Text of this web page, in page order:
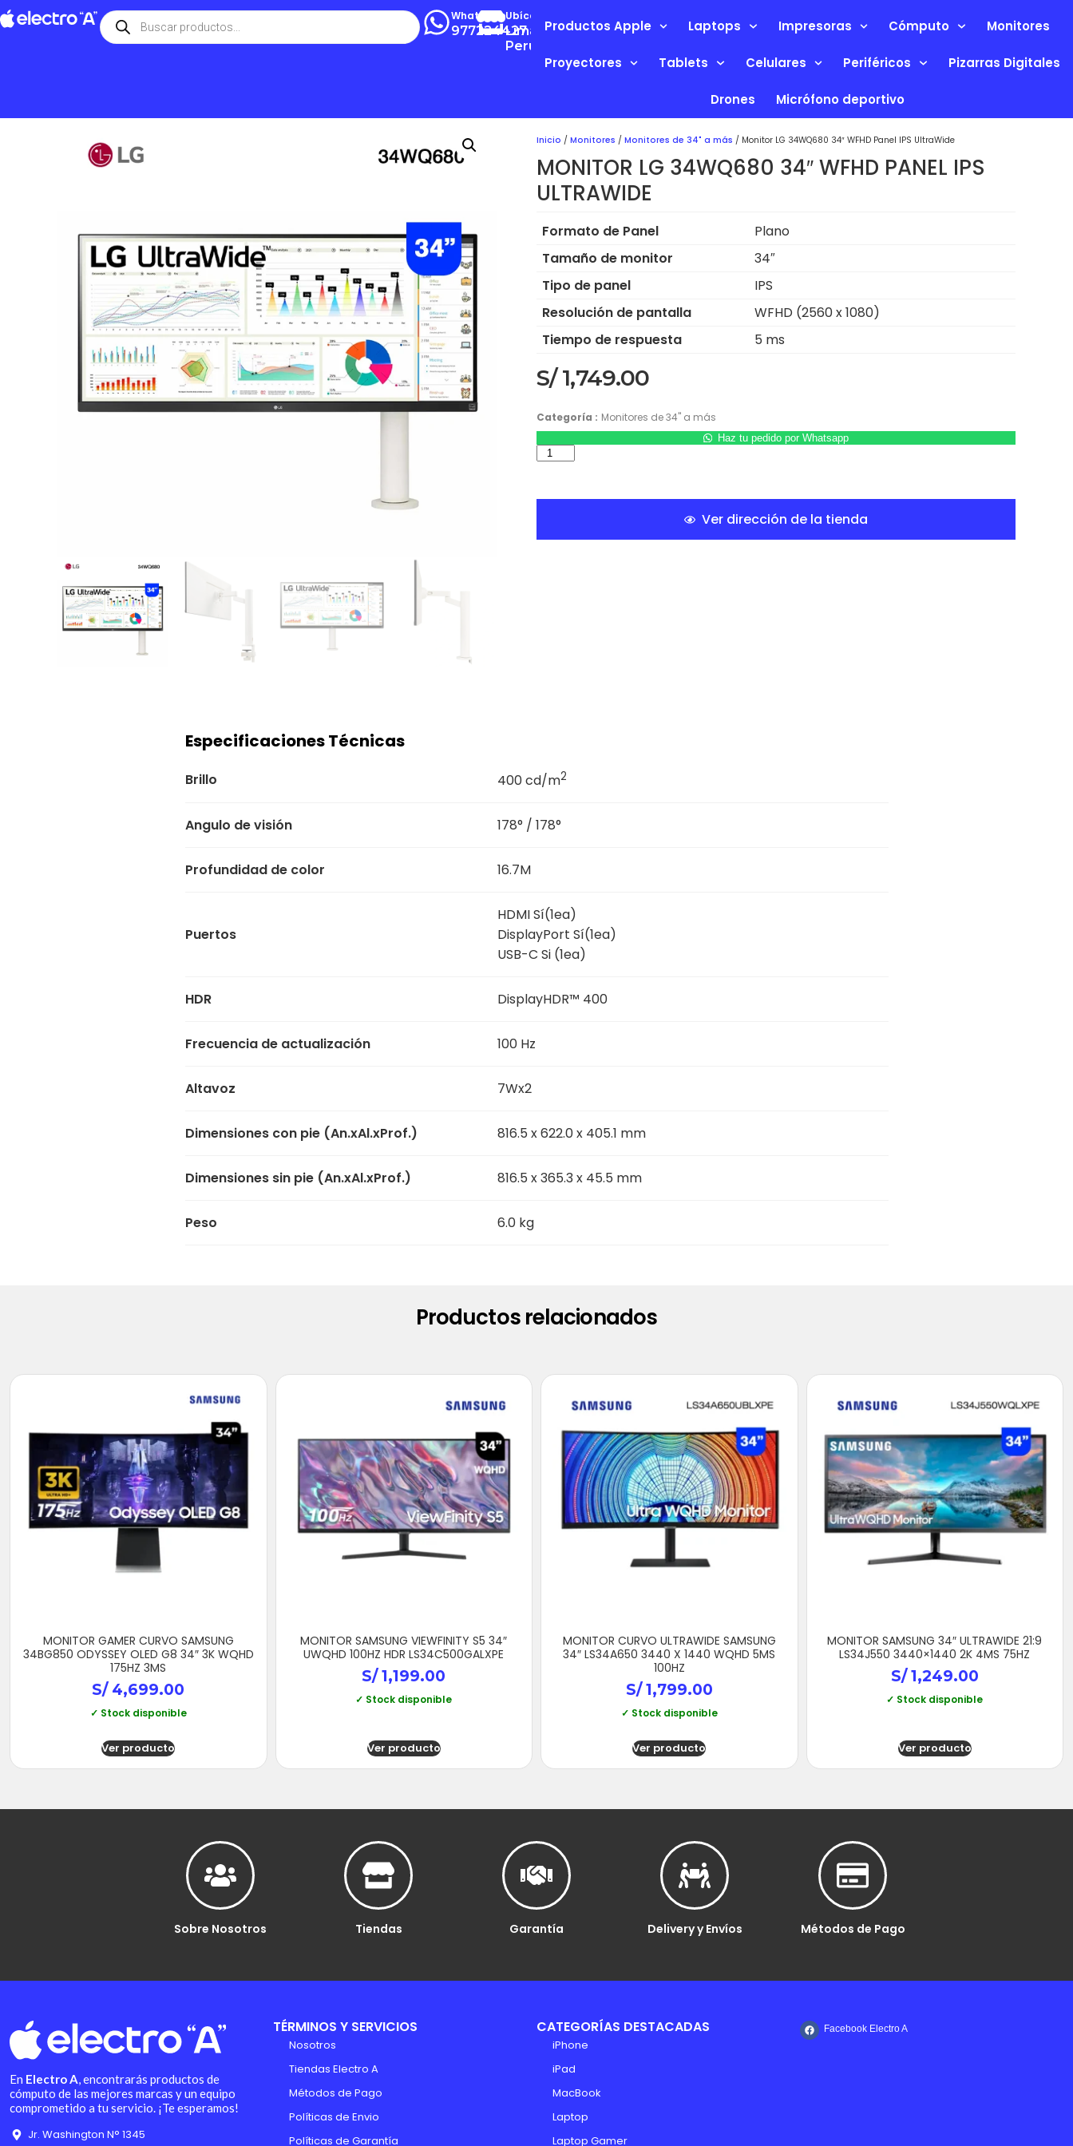
Whatsapp
977224427
Ubícanos
Lima-
Perú
Productos Apple Laptops Impresoras Cómputo Monitores
Proyectores Tablets Celulares Periféricos Pizarras Digitales
Drones Micrófono deportivo
Inicio / Monitores / Monitores de 34" a más / Monitor LG 34WQ680 34″ WFHD Panel IPS UltraWide
MONITOR LG 34WQ680 34″ WFHD PANEL IPS
ULTRAWIDE
Formato de Panel
Plano
Tamaño de monitor
34″
Tipo de panel
IPS
Resolución de pantalla
WFHD (2560 x 1080)
Tiempo de respuesta
5 ms
S/1,749.00
Categoría : Monitores de 34" a más
Haz tu pedido por Whatsapp
Ver dirección de la tienda
Especificaciones Técnicas
Brillo 400 cd/m2
Angulo de visión 178° / 178°
Profundidad de color 16.7M
Puertos
HDMI Sí(1ea)
DisplayPort Sí(1ea)
USB-C Si (1ea)
HDR DisplayHDR™ 400
Frecuencia de actualización 100 Hz
Altavoz 7Wx2
Dimensiones con pie (An.xAl.xProf.) 816.5 x 622.0 x 405.1 mm
Dimensiones sin pie (An.xAl.xProf.) 816.5 x 365.3 x 45.5 mm
Peso 6.0 kg
Productos relacionados
MONITOR GAMER CURVO SAMSUNG
34BG850 ODYSSEY OLED G8 34″ 3K WQHD
175HZ 3MS
S/4,699.00
✓ Stock disponible
Ver producto
MONITOR SAMSUNG VIEWFINITY S5 34″
UWQHD 100HZ HDR LS34C500GALXPE
S/1,199.00
✓ Stock disponible
Ver producto
MONITOR CURVO ULTRAWIDE SAMSUNG
34″ LS34A650 3440 X 1440 WQHD 5MS
100HZ
S/1,799.00
✓ Stock disponible
Ver producto
MONITOR SAMSUNG 34″ ULTRAWIDE 21:9
LS34J550 3440×1440 2K 4MS 75HZ
S/1,249.00
✓ Stock disponible
Ver producto
Sobre Nosotros Tiendas Garantía Delivery y Envíos Métodos de Pago
En Electro A, encontrarás productos de
cómputo de las mejores marcas y un equipo
comprometido a tu servicio. ¡Te esperamos!
Jr. Washington N° 1345
TÉRMINOS Y SERVICIOS
Nosotros
Tiendas Electro A
Métodos de Pago
Políticas de Envio
Políticas de Garantía
CATEGORÍAS DESTACADAS
iPhone
iPad
MacBook
Laptop
Laptop Gamer
Facebook Electro A